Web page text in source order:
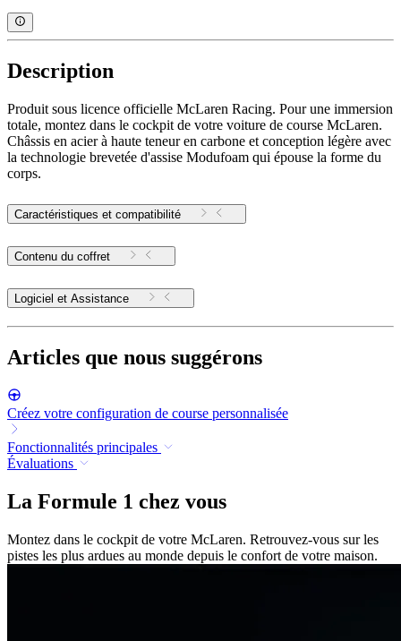
Description
Produit sous licence officielle McLaren Racing. Pour une immersion
totale, montez dans le cockpit de votre voiture de course McLaren.
Châssis en acier à haute teneur en carbone et conception légère avec
la technologie brevetée d'assise Modufoam qui épouse la forme du
corps.
Caractéristiques et compatibilité
Contenu du coffret
Logiciel et Assistance
Articles que nous suggérons
Créez votre configuration de course personnalisée
Fonctionnalités principales
Évaluations
La Formule 1 chez vous
Montez dans le cockpit de votre McLaren. Retrouvez-vous sur les
pistes les plus ardues au monde depuis le confort de votre maison.